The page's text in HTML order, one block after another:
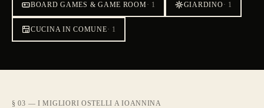
BOARD GAMES & GAME ROOM· 1 GIARDINO· 1
CUCINA IN COMUNE· 1
§ 03 — I MIGLIORI OSTELLI A IOANNINA